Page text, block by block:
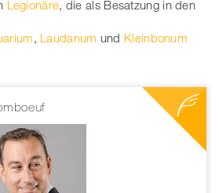
Legionäre, die als Besatzung in den
, Laudanum und Kleinbonum